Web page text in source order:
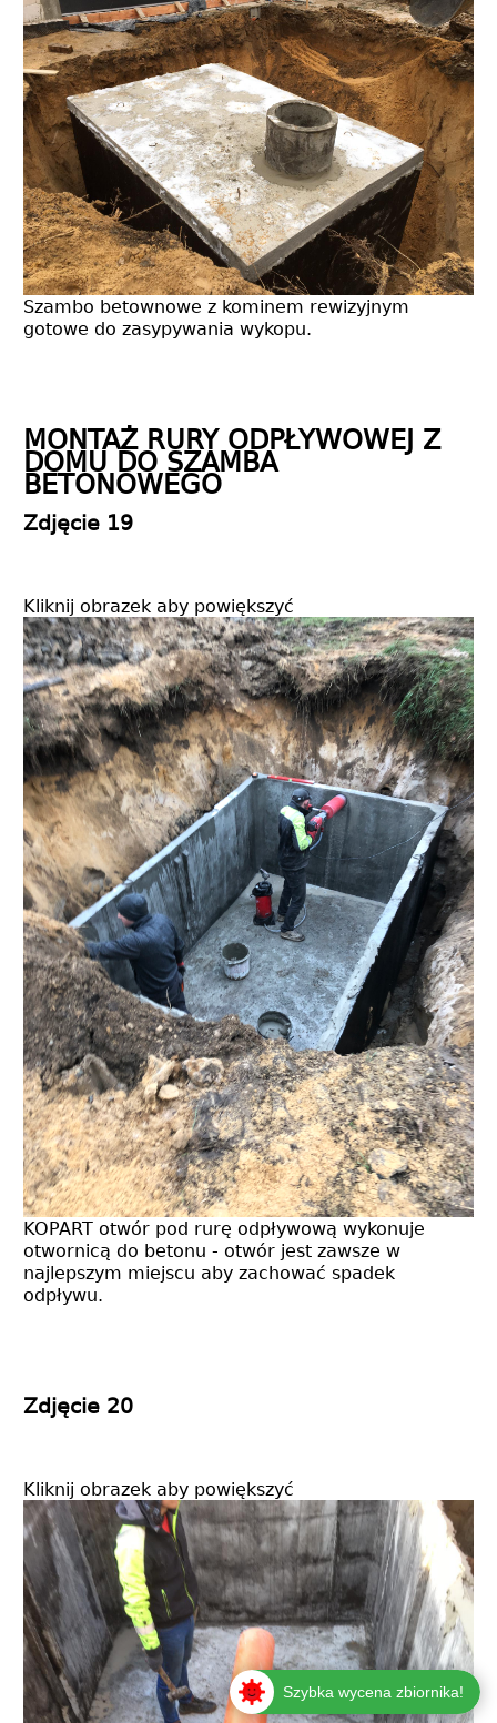
Szambo betownowe z kominem rewizyjnym
gotowe do zasypywania wykopu.
MONTAŻ RURY ODPŁYWOWEJ Z
DOMU DO SZAMBA
BETONOWEGO
Zdjęcie 19
Kliknij obrazek aby powiększyć
KOPART otwór pod rurę odpływową wykonuje
otwornicą do betonu - otwór jest zawsze w
najlepszym miejscu aby zachować spadek
odpływu.
Zdjęcie 20
Kliknij obrazek aby powiększyć
Szybka wycena zbiornika!